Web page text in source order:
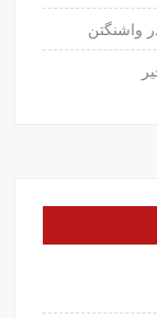
واشنگتن